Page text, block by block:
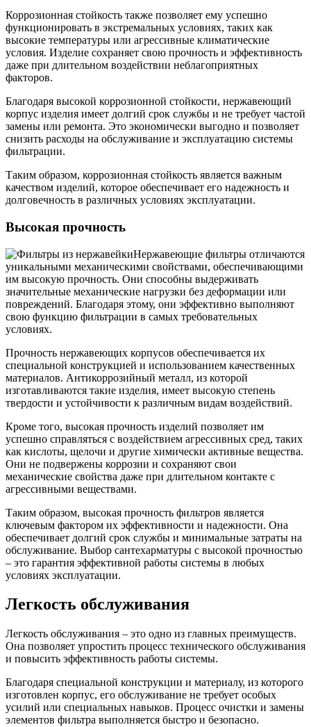
Коррозионная стойкость также позволяет ему успешно
функционировать в экстремальных условиях, таких как
высокие температуры или агрессивные климатические
условия. Изделие сохраняет свою прочность и эффективность
даже при длительном воздействии неблагоприятных
факторов.
Благодаря высокой коррозионной стойкости, нержавеющий
корпус изделия имеет долгий срок службы и не требует частой
замены или ремонта. Это экономически выгодно и позволяет
снизить расходы на обслуживание и эксплуатацию системы
фильтрации.
Таким образом, коррозионная стойкость является важным
качеством изделий, которое обеспечивает его надежность и
долговечность в различных условиях эксплуатации.
Высокая прочность
Нержавеющие фильтры отличаются
уникальными механическими свойствами, обеспечивающими
им высокую прочность. Они способны выдерживать
значительные механические нагрузки без деформации или
повреждений. Благодаря этому, они эффективно выполняют
свою функцию фильтрации в самых требовательных
условиях.
Прочность нержавеющих корпусов обеспечивается их
специальной конструкцией и использованием качественных
материалов. Антикоррозийный металл, из которой
изготавливаются такие изделия, имеет высокую степень
твердости и устойчивости к различным видам воздействий.
Кроме того, высокая прочность изделий позволяет им
успешно справляться с воздействием агрессивных сред, таких
как кислоты, щелочи и другие химически активные вещества.
Они не подвержены коррозии и сохраняют свои
механические свойства даже при длительном контакте с
агрессивными веществами.
Таким образом, высокая прочность фильтров является
ключевым фактором их эффективности и надежности. Она
обеспечивает долгий срок службы и минимальные затраты на
обслуживание. Выбор сантехарматуры с высокой прочностью
– это гарантия эффективной работы системы в любых
условиях эксплуатации.
Легкость обслуживания
Легкость обслуживания – это одно из главных преимуществ.
Она позволяет упростить процесс технического обслуживания
и повысить эффективность работы системы.
Благодаря специальной конструкции и материалу, из которого
изготовлен корпус, его обслуживание не требует особых
усилий или специальных навыков. Процесс очистки и замены
элементов фильтра выполняется быстро и безопасно.